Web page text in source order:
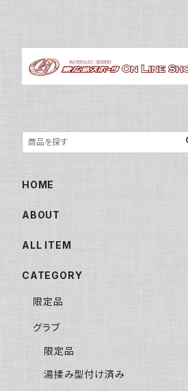
HOME
ABOUT
ALL ITEM
CATEGORY
限定品
グラブ
限定品
湯揉み型付け済み